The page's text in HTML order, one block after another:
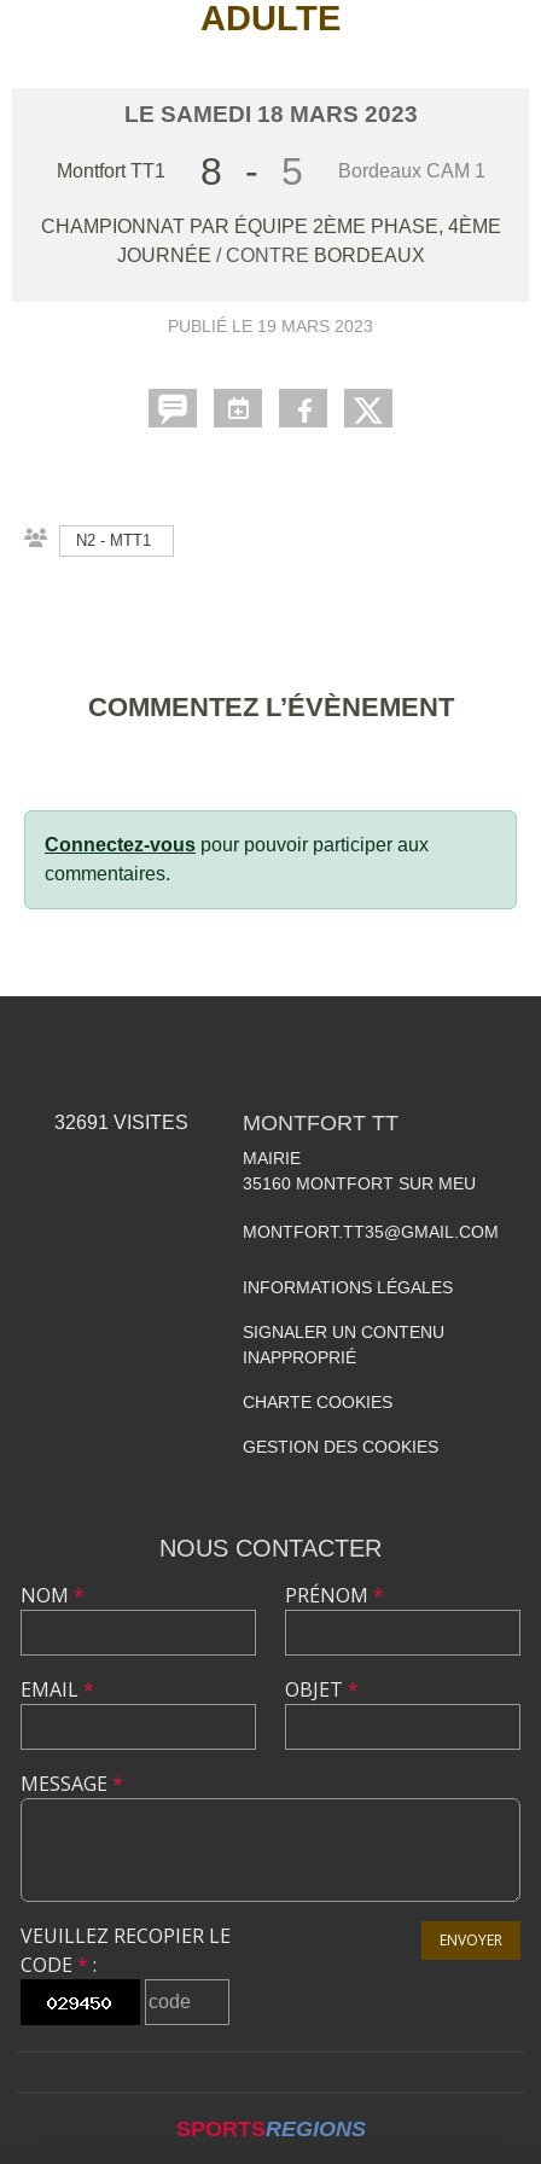
ADULTE
LE SAMEDI 18 MARS 2023
Montfort TT1 8 - 5 Bordeaux CAM 1
CHAMPIONNAT PAR ÉQUIPE 2ÈME PHASE, 4ÈME
JOURNÉE / CONTRE BORDEAUX
PUBLIÉ LE 19 MARS 2023
N2 - MTT1
COMMENTEZ L’ÉVÈNEMENT
Connectez-vous pour pouvoir participer aux
commentaires.
32691 VISITES MONTFORT TT
MAIRIE
35160 MONTFORT SUR MEU
MONTFORT.TT35@GMAIL.COM
INFORMATIONS LÉGALES
SIGNALER UN CONTENU
INAPPROPRIÉ
CHARTE COOKIES
GESTION DES COOKIES
NOUS CONTACTER
NOM *
EMAIL*
PRÉNOM *
OBJET *
MESSAGE *
VEUILLEZ RECOPIER LE
CODE * :
ENVOYER
SPORTSREGIONS